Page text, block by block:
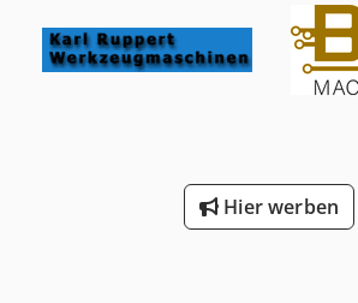
Stangen: 5 – 51 mm Sechskantstangen:
Vierkantstangen: 5 – 36 mm Cedpfx
Stangenlänge: 3200 mm Max.
Restlänge: 400 mm
Hier werben